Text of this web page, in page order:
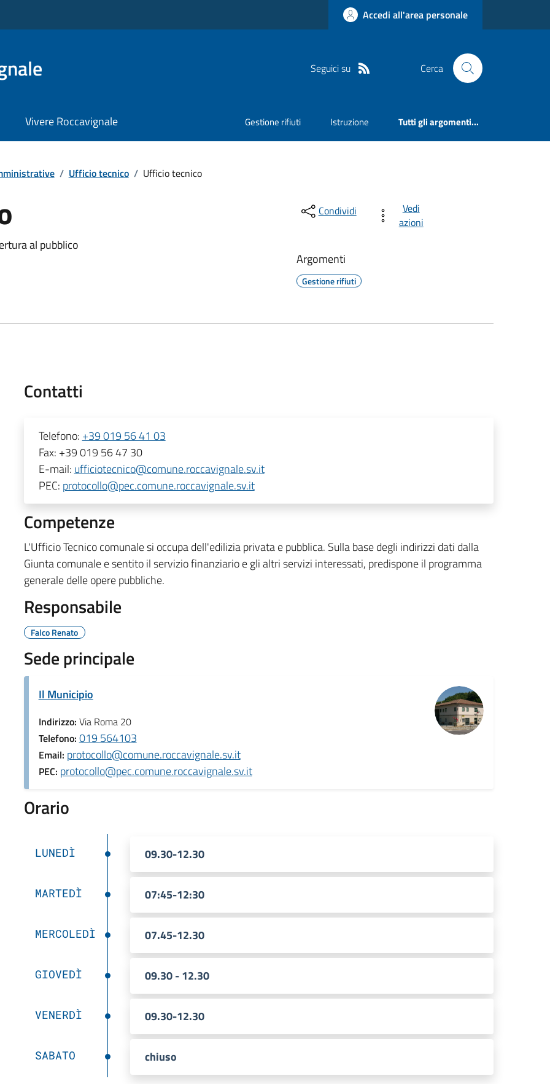
Accedi all'area personale
Seguici su Cerca
Vivere Roccavignale Gestione rifiuti Istruzione Tutti gli argomenti...
/ Ufficio tecnico / Ufficio tecnico
al pubblico
Condividi
Vedi
azioni
Argomenti
Gestione rifiuti
Contatti
Telefono: +39 019 56 41 03
Fax: +39 019 56 47 30
E-mail: ufficiotecnico@comune.roccavignale.sv.it
PEC: protocollo@pec.comune.roccavignale.sv.it
Competenze
L'Ufficio Tecnico comunale si occupa dell'edilizia privata e pubblica. Sulla base degli indirizzi dati dalla
Giunta comunale e sentito il servizio finanziario e gli altri servizi interessati, predispone il programma
generale delle opere pubbliche.
Responsabile
Falco Renato
Sede principale
Il Municipio
Indirizzo: Via Roma 20
Telefono: 019 564103
Email: protocollo@comune.roccavignale.sv.it
PEC: protocollo@pec.comune.roccavignale.sv.it
Orario
LUNEDÌ 09.30-12.30
MARTEDÌ 07:45-12:30
MERCOLEDÌ 07.45-12.30
GIOVEDÌ 09.30 - 12.30
VENERDÌ 09.30-12.30
SABATO chiuso